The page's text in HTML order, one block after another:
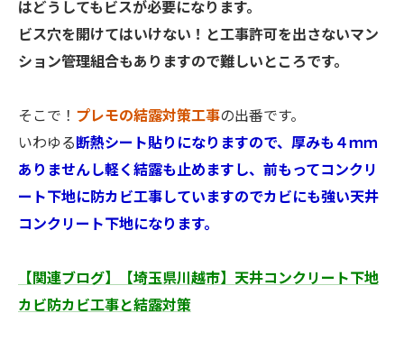
はどうしてもビスが必要になります。
ビス穴を開けてはいけない！と工事許可を出さないマン
ション管理組合もありますので難しいところです。
そこで！ プレモの結露対策工事の出番です。
いわゆる断熱シート貼りになりますので、厚みも４ｍｍ
ありませんし軽く結露も止めますし、前もってコンクリ
ート下地に防カビ工事していますのでカビにも強い天井
コンクリート下地になります。
【関連ブログ】【埼玉県川越市】天井コンクリート下地
カビ防カビ工事と結露対策